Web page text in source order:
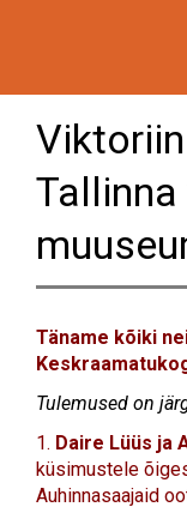
Tallinna
Täname kõiki
Tulemused on
1. Daire Lüüs ja
küsimustele
Auhinnasaajaid